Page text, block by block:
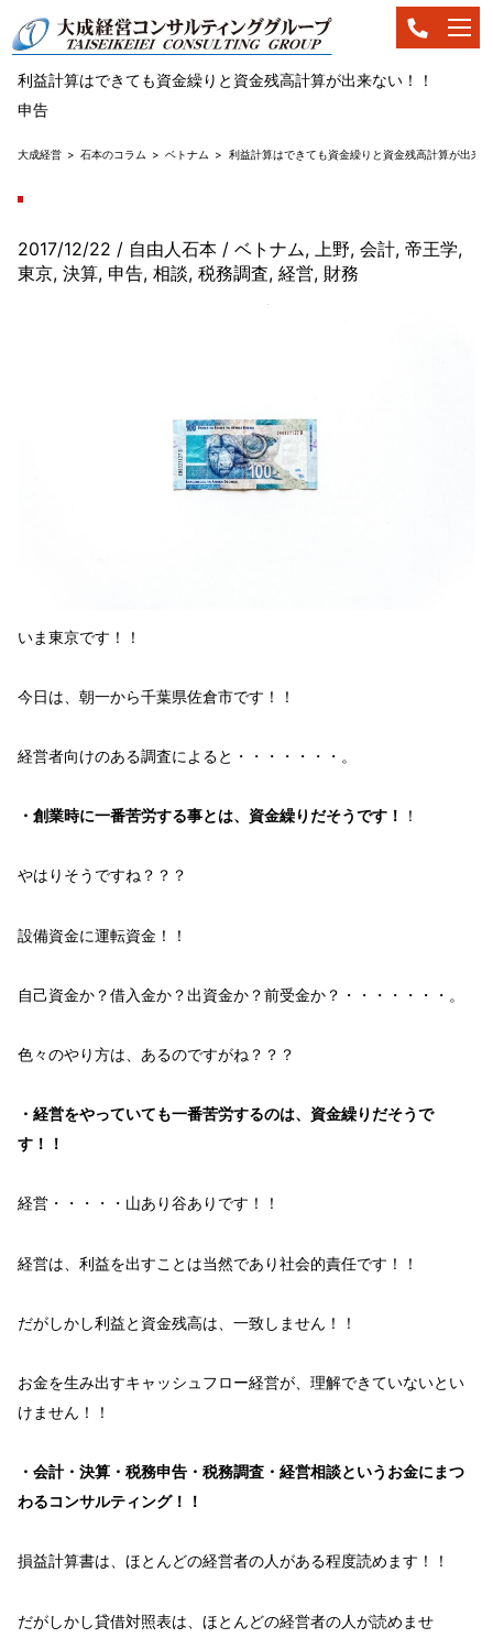
利益計算はできても資金繰りと資金残高計算が出来ない！！
申告
大成経営 石本のコラム ベトナム 利益計算はできても資金繰りと資金残高計算が出来
2017/12/22 / 自由人石本 / ベトナム, 上野, 会計, 帝王学,
東京, 決算, 申告, 相談, 税務調査, 経営, 財務
いま東京です！！
今日は、朝一から千葉県佐倉市です！！
経営者向けのある調査によると・・・・・・・。
・創業時に一番苦労する事とは、資金繰りだそうです！ ！
やはりそう ですね？？？
設備資金に運転資金！！
自己資金か？借入金か？出資金か？前受金か？・・・・・・・。
色々のやり方は、 あるのですがね？？？
・経営をやっていても一番苦労するのは、資金繰りだそうで
す！！
経営 ・・・・・ 山あり谷あり です！！
経営は、 利益を出すことは当然であり社会的責任です！！
だがしかし利益と 資金残高は、 一致しません！！
お金を生み出すキャッシュフロー経営が、 理解できていないとい
けません！！
・会計・決算・税務申告・税務調査・経営相談というお金にまつ
わるコンサルティング！！
損益計算書は、ほとんどの経営者の人がある程度読めます！！
だがしかし貸借対照表は、ほとんどの経営者の人が読めませ